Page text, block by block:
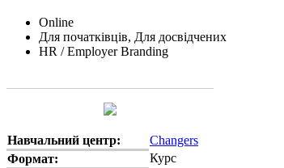
Online
Для початківців, Для досвідчених
HR / Employer Branding
Навчальний центр:
Changers
Формат:
Курс